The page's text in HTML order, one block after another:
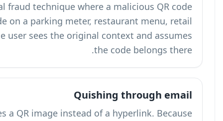
An overlay sticker attack is a physical
sticker is placed over a legitimate code on
payment terminal, or public sign. The user
Quishing is QR code phishing that uses a